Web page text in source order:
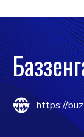
https://